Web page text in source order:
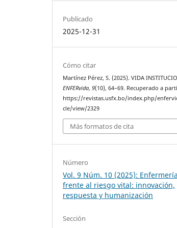
Publicado
2025-12-31
Cómo citar
Martínez Pérez, S. (2025). VIDA
ENFERvida, 9(10), 64–69. Recuperado a
https://revistas.usfx.bo/index.php/
cle/view/2329
Más formatos de cita
Número
Vol. 9 Núm. 10 (2025): Enfermería
frente al riesgo vital: innovación,
respuesta y humanización
Sección